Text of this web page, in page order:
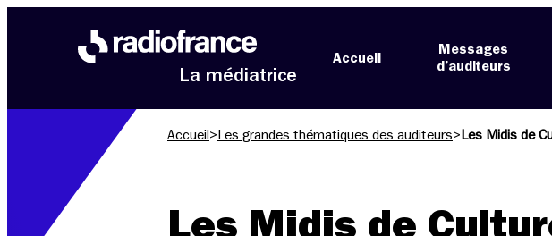
La médiatrice
Accueil
Messages
d’auditeurs
Accueil > Les grandes thématiques des auditeurs>
Les Midis de